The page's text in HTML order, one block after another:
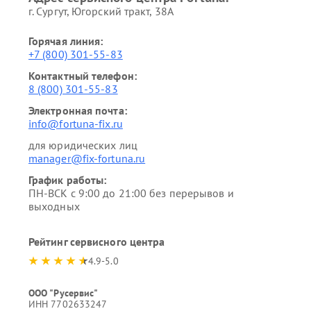
г. Сургут, Югорский тракт, 38А
Горячая линия:
+7 (800) 301-55-83
Контактный телефон:
8 (800) 301-55-83
Электронная почта:
info@fortuna-fix.ru
для юридических лиц
manager@fix-fortuna.ru
График работы:
ПН-ВСК с 9:00 до 21:00 без перерывов и
выходных
Рейтинг сервисного центра
4.9-5.0
ООО "Русервис"
ИНН 7702633247